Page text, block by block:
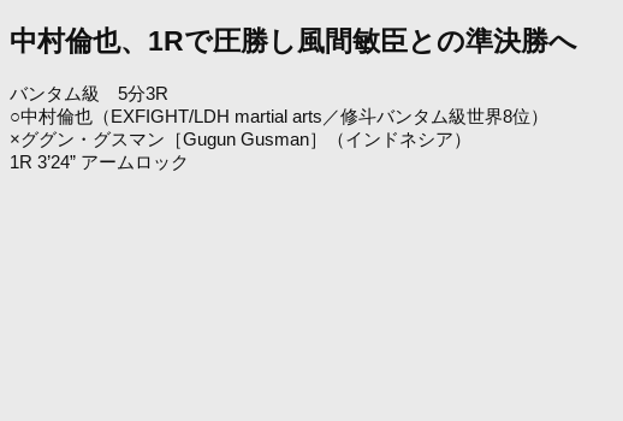
中村倫也、1Rで圧勝し風間敏臣との準決勝へ
バンタム級 5分3R
○中村倫也（EXFIGHT/LDH martial arts／修斗バンタム級世界8位）
×ググン・グスマン［Gugun Gusman］（インドネシア）
1R 3’24” アームロック